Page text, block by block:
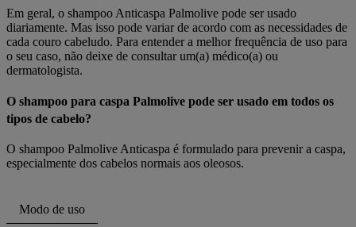
Em geral, o shampoo Anticaspa Palmolive pode ser usado
diariamente. Mas isso pode variar de acordo com as necessidades de
cada couro cabeludo. Para entender a melhor frequência de uso para
o seu caso, não deixe de consultar um(a) médico(a) ou
dermatologista.
O shampoo para caspa Palmolive pode ser usado em todos os
tipos de cabelo?
O shampoo Palmolive Anticaspa é formulado para prevenir a caspa,
especialmente dos cabelos normais aos oleosos.
Modo de uso